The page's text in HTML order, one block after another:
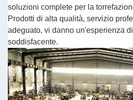
soluzioni complete per la
Prodotti di alta qualità, servizio
adeguato, vi danno un'esperienza
soddisfacente.